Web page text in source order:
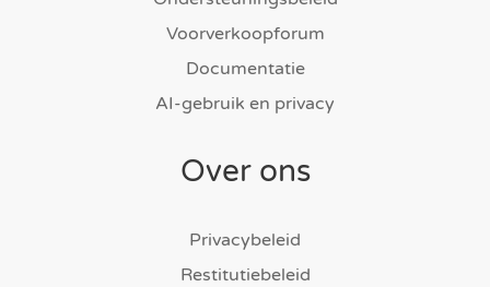
Voorverkoopforum
Documentatie
AI-gebruik en privacy
Over ons
Privacybeleid
Restitutiebeleid